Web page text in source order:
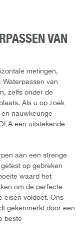
VAN
metingen,
Waterpassen van
zelfs onder de
Als u op zoek
nauwkeurige
een uitstekende
aan een strenge
op gebreken
waard het
om de perfecte
eisen voldoet. Ons
gekenmerkt door een
beste